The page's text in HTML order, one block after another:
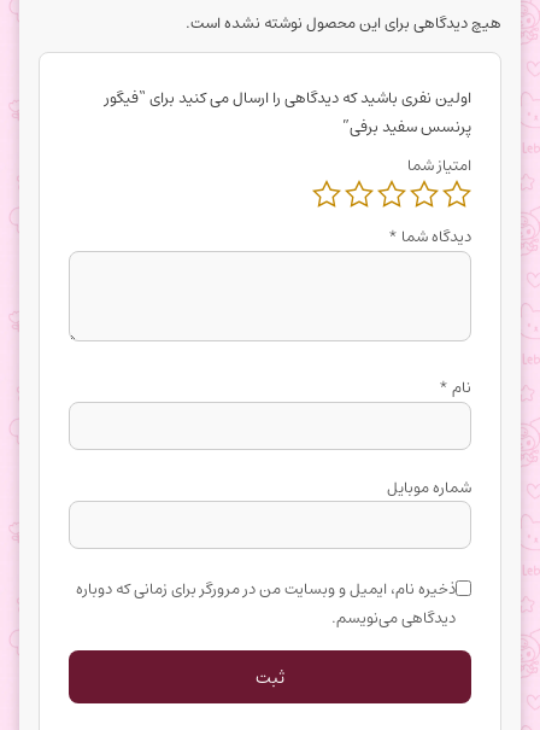
هیچ دیدگاهی برای این محصول نوشته نشده است.
اولین نفری باشید که دیدگاهی را ارسال می کنید برای “فیگور
پرنسس سفید برفی”
امتیاز شما
دیدگاه شما *
نام*
شماره موبایل
ذخیره نام، ایمیل و وبسایت من در مرورگر برای زمانی که دوباره
دیدگاهی می‌نویسم.